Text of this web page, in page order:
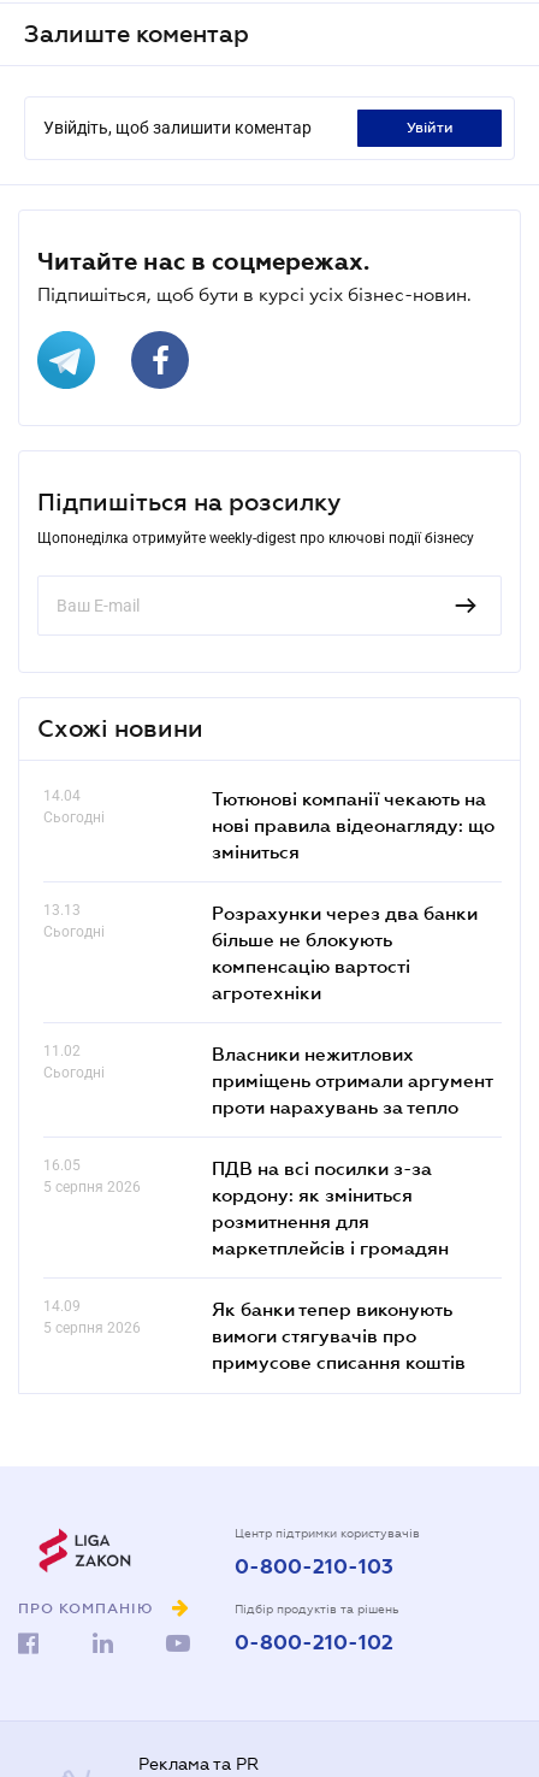
Залиште коментар
Увійдіть, щоб залишити коментар увійти
Читайте нас в соцмережах.
Підпишіться, щоб бути в курсі усіх бізнес-новин.
Підпишіться на розсилку
Щопонеділка отримуйте weekly-digest про ключові події бізнесу
Схожі новини
14.04
Сьогодні
Тютюнові компанії чекають на
нові правила відеонагляду: що
зміниться
13.13
Сьогодні
Розрахунки через два банки
більше не блокують
компенсацію вартості
агротехніки
11.02
Сьогодні
Власники нежитлових
приміщень отримали аргумент
проти нарахувань за тепло
16.05
5 серпня 2026
ПДВ на всі посилки з-за
кордону: як зміниться
розмитнення для
маркетплейсів і громадян
14.09
5 серпня 2026
Як банки тепер виконують
вимоги стягувачів про
примусове списання коштів
ПРО КОМПАНІЮ
Центр підтримки користувачів
0-800-210-103
Підбір продуктів та рішень
0-800-210-102
Реклама та PR